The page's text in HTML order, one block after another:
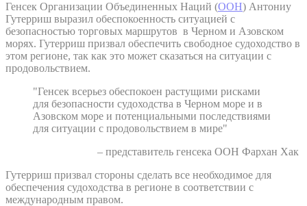
Генсек Организации Объединенных Наций (ООН) Антониу
Гутерриш выразил обеспокоенность ситуацией с
безопасностью торговых маршрутов в Черном и Азовском
морях. Гутерриш призвал обеспечить свободное судоходство в
этом регионе, так как это может сказаться на ситуации с
продовольствием.
"Генсек всерьез обеспокоен растущими рисками
для безопасности судоходства в Черном море и в
Азовском море и потенциальными последствиями
для ситуации с продовольствием в мире"
– представитель генсека ООН Фархан Хак
Гутерриш призвал стороны сделать все необходимое для
обеспечения судоходства в регионе в соответствии с
международным правом.